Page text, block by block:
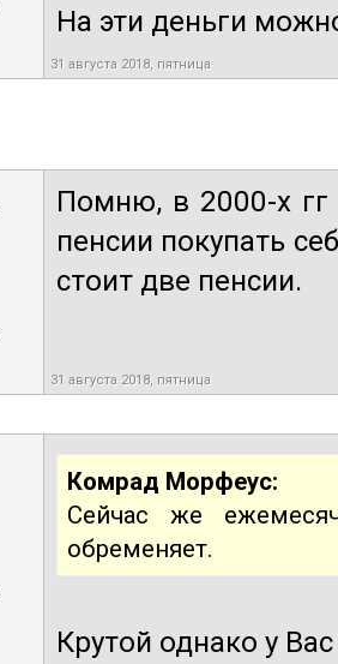
На эти деньги
31 августа 2018, пятница
Помню, в 2000-х гг
пенсии покупать
стоит две пенсии.
31 августа 2018, пятница
Комрад Морфеус:
Сейчас же
обременяет.
Крутой однако у